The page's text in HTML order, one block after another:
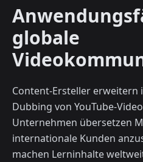
globale
Content-Ersteller erweitern
Dubbing von YouTube-
Unternehmen übersetzen
internationale Kunden
machen Lerninhalte